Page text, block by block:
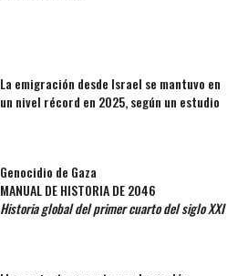
La emigración desde Israel se mantuvo en
un nivel récord en 2025, según un estudio
Genocidio de Gaza
MANUAL DE HISTORIA DE 2046
Historia global del primer cuarto del siglo XXI